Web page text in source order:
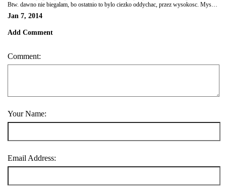
Btw. dawno nie biegalam, bo ostatnio to bylo ciezko oddychac, przez wysokosc. Myslalam, ze tutaj sie uda, ale tu lato w pelni i upal nie do wytrzymania. No i jak tu utrzymac forme jedzac empanadas i pijac wino, i nie ruszajac sie? Siostro ma, przygotuj mi, porfa, jakis plan powrotu do formy (ale zwaz, ze przez pierwszy tydzien bede objadac sie bozonarodzeniowymi pozostalosciami! :))!!
Jan 7, 2014
Add Comment
Comment:
Your Name:
Email Address: